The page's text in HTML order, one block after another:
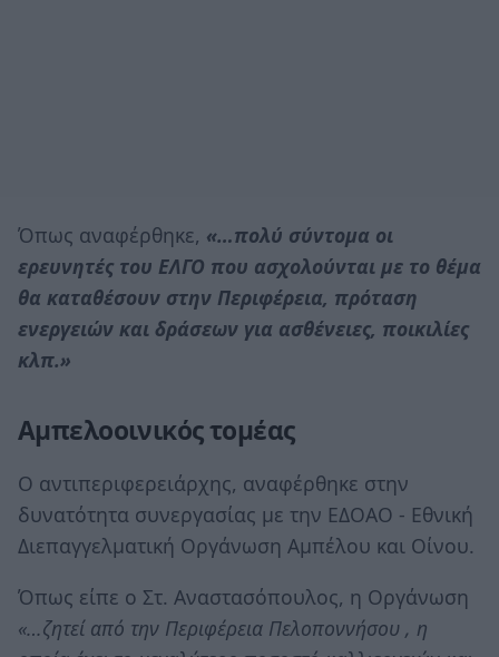
Όπως αναφέρθηκε, «…πολύ σύντομα οι
ερευνητές του ΕΛΓΟ που ασχολούνται με το θέμα
θα καταθέσουν στην Περιφέρεια, πρόταση
ενεργειών και δράσεων για ασθένειες, ποικιλίες
κλπ.»
Αμπελοοινικός τομέας
Ο αντιπεριφερειάρχης, αναφέρθηκε στην
δυνατότητα συνεργασίας με την ΕΔΟΑΟ - Εθνική
Διεπαγγελματική Οργάνωση Αμπέλου και Οίνου.
Όπως είπε ο Στ. Αναστασόπουλος, η Οργάνωση
«…ζητεί από την Περιφέρεια Πελοποννήσου , η